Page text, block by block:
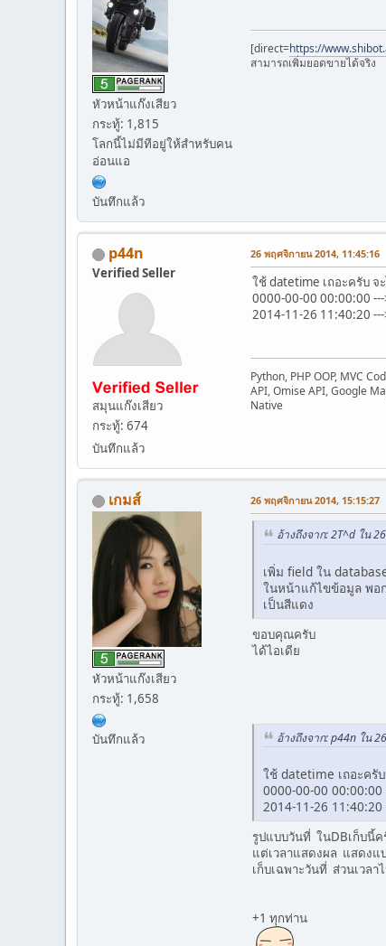
หัวหน้าแก๊งเสียว
กระทู้: 1,815
โลกนี้ไม่มีทีอยู่ให้สำหรับคน
อ่อนแอ
บันทึกแล้ว
[direct=https://
สามารถเพิ่มยอดขายได้จริง
p44n
Verified Seller
สมุนแก๊งเสียว
กระทู้: 674
บันทึกแล้ว
26 พฤศจิกายน 2014, 11:45:16
ใช้ datetime เถอะครับ จ
0000-00-00 00:00:00
2014-11-26 11:40:20
Python, PHP OOP, MVC
API, Omise API, Google
Native
เกมส์
หัวหน้าแก๊งเสียว
กระทู้: 1,658
บันทึกแล้ว
26 พฤศจิกายน 2014, 15:15:27
อ้างถึงจาก: 2T^d ใน
เพิ่ม field ใน
ในหน้าแก้ไขข้อมูล พอ
เป็นสีแดง
ขอบคุณครับ
ได้ไอเดีย
อ้างถึงจาก: p44n ใน
ใช้ datetime เถอะครั
0000-00-00
2014-11-26
รูปแบบวันที่ ในDBเก็บนี้
แต่เวลาแสดงผล แสดงแ
เก็บเฉพาะวันที่ ส่วนเวลา
+1 ทุกท่าน